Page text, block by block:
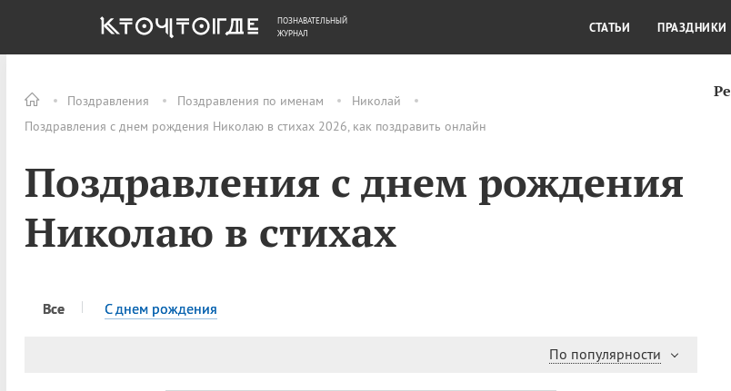
Поздравления Поздравления по именам
Николай
Поздравления с днем рождения Николаю в стихах 2026, как поздравить онлайн
Поздравления с днем рождения
Николаю в стихах
Все C днем рождения
По популярности
ОБЩЕСТВО ДЕНЬГИ КУЛЬТУРА
ПОЗНАВАТЕЛЬНЫЙ
ЖУРНАЛ
СТАТЬИ ПРАЗДНИКИ